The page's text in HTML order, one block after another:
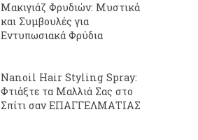
Μακιγιάζ Φρυδιών: Μυστικά
και Συμβουλές για
Εντυπωσιακά Φρύδια
Nanoil Hair Styling Spray:
Φτιάξτε τα Μαλλιά Σας στο
Σπίτι σαν ΕΠΑΓΓΕΛΜΑΤΙΑΣ